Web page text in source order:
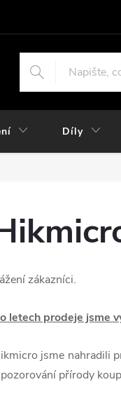
Díly
zákazníci.
letech prodeje jsme
jsme nahradili
přírody